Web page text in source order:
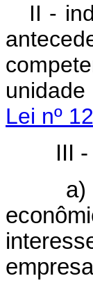
II -
Lei nº
III -
a)